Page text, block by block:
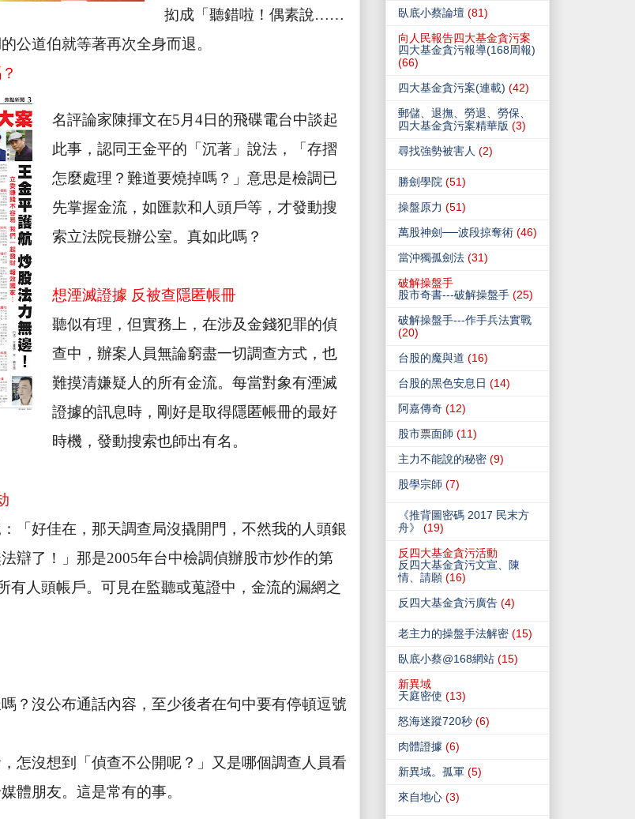
抝成「聽錯啦！偶素說……
公道伯就等著再次全身而退。
名評論家陳揮文在5 月 4日的飛碟電台中談起
此事，認同王金平的「沉著」說法，「存摺
怎麼處理？難道要燒掉嗎？」意思是檢調已
先掌握金流，如匯款和人頭戶等，才發動搜
索立法院長辦公室。真如此嗎？
想湮滅證據 反被查隱匿帳冊
聽似有理，但實務上，在涉及金錢犯罪的偵
查中，辦案人員無論窮盡一切調查方式，也
難摸清嫌疑人的所有金流。每當對象有湮滅
證據的訊息時，剛好是取得隱匿帳冊的最好
時機，發動搜索也師出有名。
「好佳在，那天調查局沒撬開門，不然我的人頭銀
辯了！」那是2005年台中檢調偵辦股市炒作的第
有人頭帳戶。可見在監聽或蒐證中，金流的漏網之
？沒公布通話內容，至少後者在句中要有停頓逗號
怎沒想到「偵查不公開呢？」又是哪個調查人員看
體朋友。這是常有的事。
臥底小蔡論壇 (81)
向人民報告四大基金貪污案
四大基金貪污報導(168周報)
(66)
四大基金貪污案(連載) (42)
郵儲、退撫、勞退、勞保、
四大基金貪污案精華版 (3)
尋找強勢被害人 (2)
勝劍學院 (51)
操盤原力 (51)
萬股神劍──波段掠奪術 (46)
當沖獨孤劍法 (31)
破解操盤手
股市奇書---破解操盤手 (25)
破解操盤手---作手兵法實戰
(20)
台股的魔與道 (16)
台股的黑色安息日 (14)
阿嘉傳奇 (12)
股市票面師 (11)
主力不能說的秘密 (9)
股學宗師 (7)
《推背圖密碼 2017 民末方
舟》
(19)
反四大基金貪污活動
反四大基金貪污文宣、陳
情、請願 (16)
反四大基金貪污廣告 (4)
老主力的操盤手法解密 (15)
臥底小蔡@168網站 (15)
新異域
天庭密使 (13)
怒海迷蹤720秒 (6)
肉體證據 (6)
新異域。孤軍 (5)
來自地心 (3)